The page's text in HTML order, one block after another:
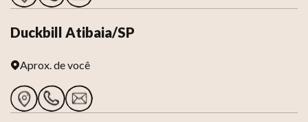
Duckbill Atibaia/SP
Aprox.de você